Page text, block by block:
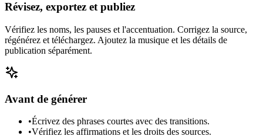
Révisez, exportez et publiez
Vérifiez les noms, les pauses et l'accentuation. Corrigez la source,
régénérez et téléchargez. Ajoutez la musique et les détails de
publication séparément.
Avant de générer
•Écrivez des phrases courtes avec des transitions.
•Vérifiez les affirmations et les droits des sources.